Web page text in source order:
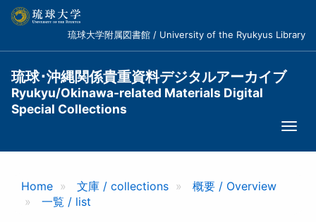
コ
琉球大学附属図書館 / University of the Ryukyus Library
琉球･沖縄関係貴重資料デジタルアーカイブ
Ryukyu/Okinawa-related Materials Digital
Special Collections
Home 文庫 / collections
概要 / Overview
一覧 / list